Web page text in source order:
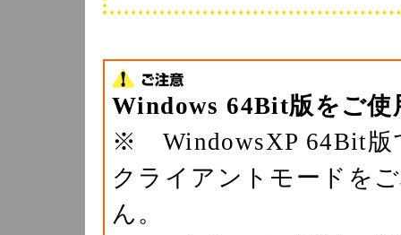
Windows 64Bit版をご使
※ WindowsXP 64Bit版
クライアントモードを
ん。